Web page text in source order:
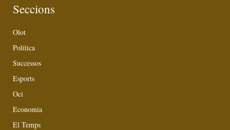
Seccions
Olot
Política
Successos
Esports
Oci
Economia
El Temps